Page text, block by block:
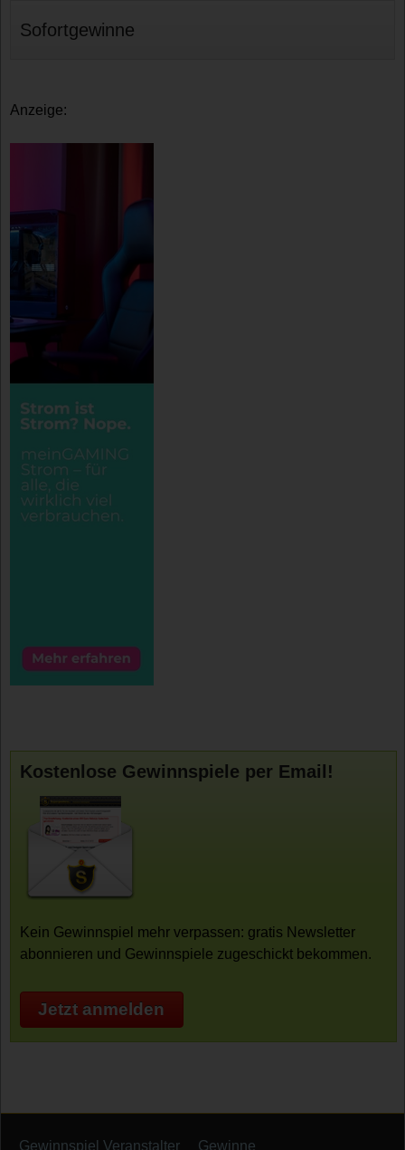
Sofortgewinne
Anzeige:
Kostenlose Gewinnspiele per Email!
Kein Gewinnspiel mehr verpassen: gratis Newsletter
abonnieren und Gewinnspiele zugeschickt bekommen.
Jetzt anmelden
Gewinnspiel Veranstalter Gewinne